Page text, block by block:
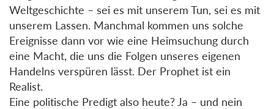
Weltgeschichte – sei es mit unserem Tun, sei es mit
unserem Lassen. Manchmal kommen uns solche
Ereignisse dann vor wie eine Heimsuchung durch
eine Macht, die uns die Folgen unseres eigenen
Handelns verspüren lässt. Der Prophet ist ein
Realist.
Eine politische Predigt also heute? Ja – und nein